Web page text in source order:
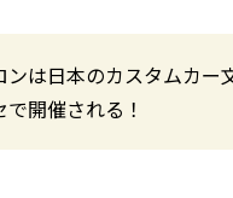
ンは日本のカスタムカ
開催される！